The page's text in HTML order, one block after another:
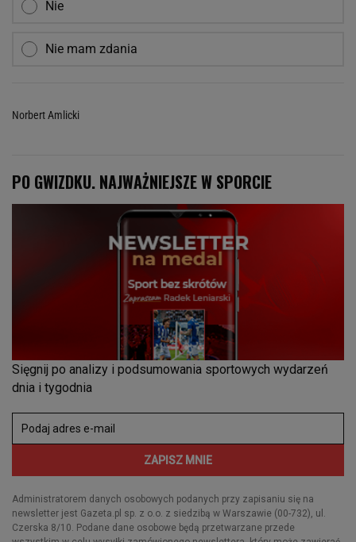
Nie
Nie mam zdania
Norbert Amlicki